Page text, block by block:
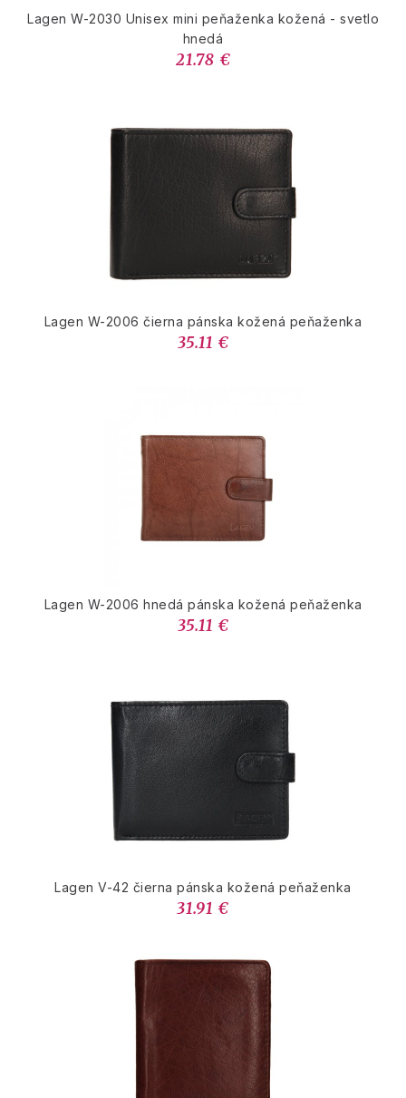
Lagen W-2030 Unisex mini peňaženka kožená - svetlo
hnedá
21.78 €
Lagen W-2006 čierna pánska kožená peňaženka
35.11 €
Lagen W-2006 hnedá pánska kožená peňaženka
35.11 €
Lagen V-42 čierna pánska kožená peňaženka
31.91 €